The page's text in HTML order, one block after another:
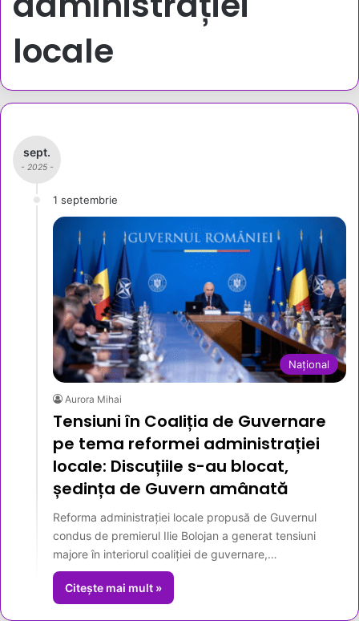
locale
sept.
- 2025 -
1 septembrie
Național
Aurora Mihai
Tensiuni în Coaliția de Guvernare
pe tema reformei administrației
locale: Discuțiile s-au blocat,
ședința de Guvern amânată
Reforma administrației locale propusă de Guvernul
condus de premierul Ilie Bolojan a generat tensiuni
majore în interiorul coaliției de guvernare,…
Citește mai mult »